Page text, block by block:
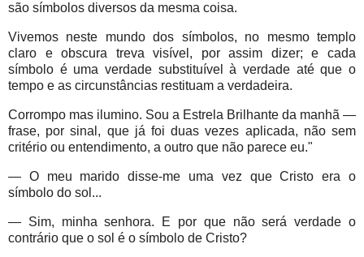
são símbolos diversos da mesma coisa.
Vivemos neste mundo dos símbolos, no mesmo templo
claro e obscura treva visível, por assim dizer; e cada
símbolo é uma verdade substituível à verdade até que o
tempo e as circunstâncias restituam a verdadeira.
Corrompo mas ilumino. Sou a Estrela Brilhante da manhã —
frase, por sinal, que já foi duas vezes aplicada, não sem
critério ou entendimento, a outro que não parece eu."
— O meu marido disse-me uma vez que Cristo era o
símbolo do sol...
— Sim, minha senhora. E por que não será verdade o
contrário que o sol é o símbolo de Cristo?